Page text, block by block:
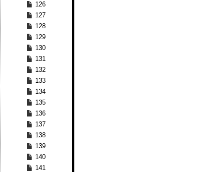
126
127
128
129
130
131
132
133
134
135
136
137
138
139
140
141